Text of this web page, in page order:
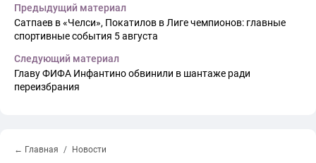
Предыдущий материал
Сатпаев в «Челси», Покатилов в Лиге чемпионов: главные
спортивные события 5 августа
Следующий материал
Главу ФИФА Инфантино обвинили в шантаже ради
переизбрания
← Главная Новости